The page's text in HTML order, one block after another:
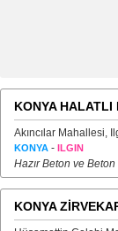
KONYA HALATLI
Akıncılar Mahallesi,
KONYA - ILGIN
Hazır Beton ve
KONYA